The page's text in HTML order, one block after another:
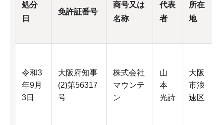
処分
日
免許証番号
商号又は
名称
代表
者
所在
地
令和3
年9月
3日
大阪府知事
(2)第56317
号
株式会社
マウンテ
ン
山
本
光詩
大阪
市浪
速区